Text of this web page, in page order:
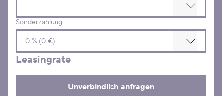
Sonderzahlung
Leasingrate
Unverbindlich anfragen